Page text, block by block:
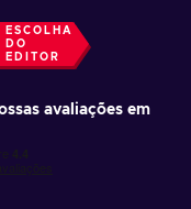
ESCOLHA
DO
EDITOR
avaliações em